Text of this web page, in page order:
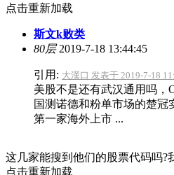
点击重新加载
斯文k败类
80层2019-7-18 13:44:45
引用: 大漢口 发表于 2019-7-18
美股不是还有武汉通用吗，
国测诺德和粉单市场的楚冠
第一家海外上市 ...
这几家能搜到他们的股票代码吗?
点击重新加载